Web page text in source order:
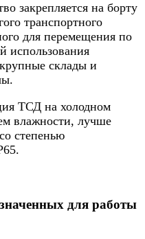
закрепляется на борту
транспортного
для перемещения по
использования
склады и
ТСД на холодном
влажности, лучше
степенью
для работы